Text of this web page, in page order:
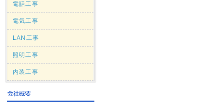
電話工事
電気工事
LAN工事
照明工事
内装工事